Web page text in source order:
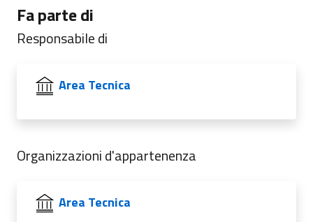
Fa parte di
Responsabile di
Area Tecnica
Organizzazioni d'appartenenza
Area Tecnica